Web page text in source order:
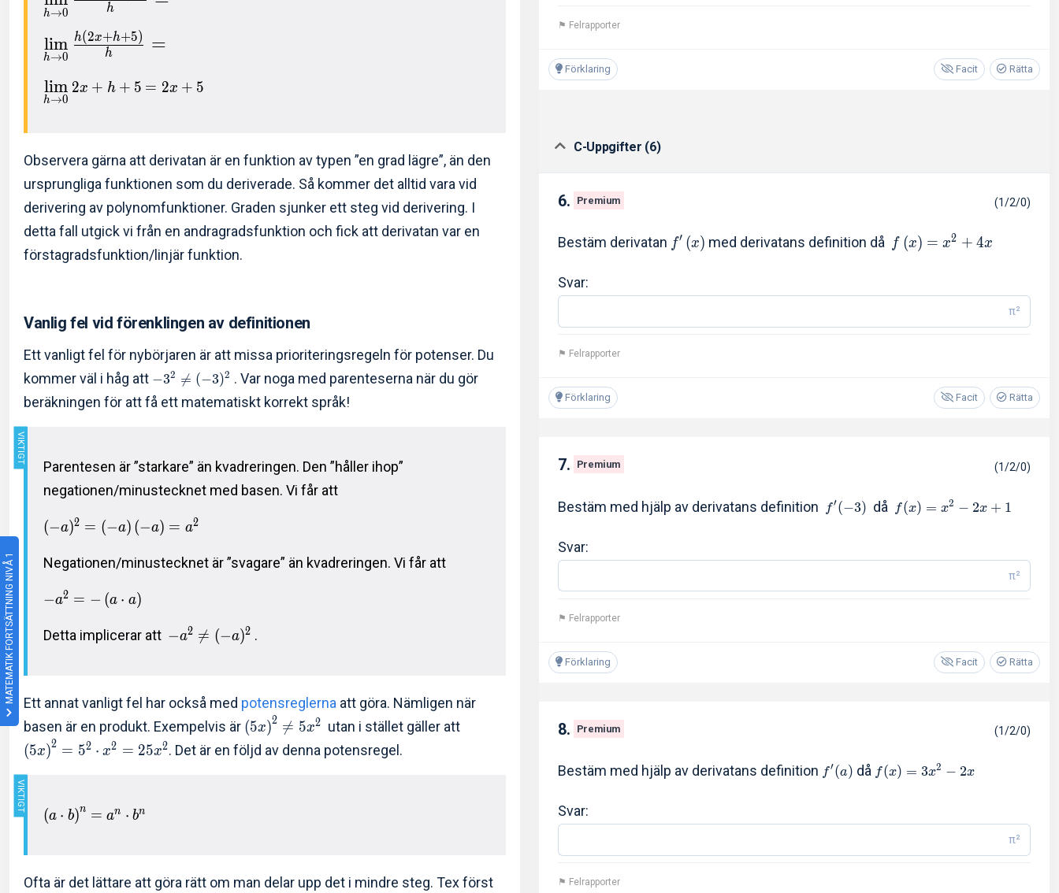
MATEMATIK FORTSÄTTNING NIVÅ 1
h→0 h
h→0
lim h
h(2x+h+5) =
h→0
lim 2x + h + 5 = 2x + 5
Observera gärna att derivatan är en funktion av typen ”en grad lägre”, än den
ursprungliga funktionen som du deriverade. Så kommer det alltid vara vid
derivering av polynomfunktioner. Graden sjunker ett steg vid derivering. I
detta fall utgick vi från en andragradsfunktion och fick att derivatan var en
förstagradsfunktion/linjär funktion.
Vanlig fel vid förenklingen av definitionen
Ett vanligt fel för nybörjaren är att missa prioriteringsregeln för potenser. Du
kommer väl i håg att −32 
= (−3)2 . Var noga med parenteserna när du gör
beräkningen för att få ett matematiskt korrekt språk!
Parentesen är ”starkare” än kvadreringen. Den ”håller ihop”
negationen/minustecknet med basen. Vi får att
(−a)2 = (−a) (−a) = a2
Negationen/minustecknet är ”svagare” än kvadreringen. Vi får att
−a2 = − (a ⋅ a)
Detta implicerar att −a2 
= (−a)2 .
Ett annat vanligt fel har också med potensreglerna att göra. Nämligen när
basen är en produkt. Exempelvis är (5x)2 
= 5x2 utan i stället gäller att
(5x)2 = 52 ⋅ x2 = 25x2. Det är en följd av denna potensregel.
(a ⋅ b)n = an ⋅ bn
Ofta är det lättare att göra rätt om man delar upp det i mindre steg. Tex först
⚑ Felrapporter
Förklaring Rätta
Facit
C-Uppgifter (6)
6. Premium (1/2/0)
Bestäm derivatan f′ (x) med derivatans definition då f (x) = x2 + 4x
Svar:
π²
⚑ Felrapporter
Förklaring Rätta
Facit
7. Premium (1/2/0)
Bestäm med hjälp av derivatans definition f′(−3) då f(x) = x2 − 2x + 1
Svar:
π²
⚑ Felrapporter
Förklaring Rätta
Facit
8. Premium (1/2/0)
Bestäm med hjälp av derivatans definition f′(a) då f(x) = 3x2 − 2x
Svar:
π²
⚑ Felrapporter